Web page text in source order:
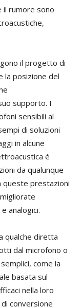
il rumore sono
il progetto di
la posizione del
supporto. I
sensibili al
di soluzioni
in alcune
è
da qualunque
queste prestazioni
analogici.
qualche diretta
dal microfono o
come la
basata sul
nella loro
conversione